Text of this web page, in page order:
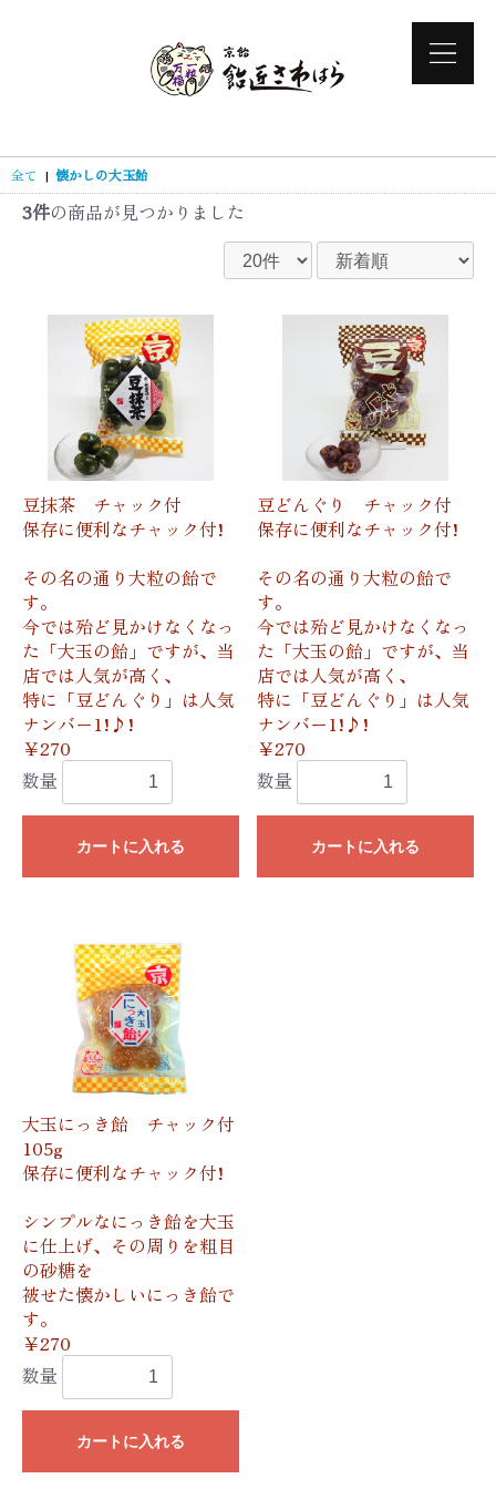
全て | 懐かしの大玉飴
3件の商品が見つかりました
豆抹茶 チャック付
保存に便利なチャック付!
その名の通り大粒の飴で
す。
今では殆ど見かけなくなっ
た「大玉の飴」ですが、当
店では人気が高く、
特に「豆どんぐり」は人気
ナンバー1!♪!
￥270
数量
カートに入れる
豆どんぐり チャック付
保存に便利なチャック付!
その名の通り大粒の飴で
す。
今では殆ど見かけなくなっ
た「大玉の飴」ですが、当
店では人気が高く、
特に「豆どんぐり」は人気
ナンバー1!♪!
￥270
数量
カートに入れる
大玉にっき飴 チャック付
105g
保存に便利なチャック付!
シンプルなにっき飴を大玉
に仕上げ、その周りを粗目
の砂糖を
被せた懐かしいにっき飴で
す。
￥270
数量
カートに入れる